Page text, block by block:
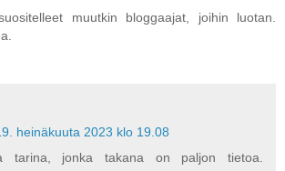
muutkin bloggaajat, joihin luotan.
heinäkuuta 2023 klo 19.08
tarina, jonka takana on paljon tietoa.